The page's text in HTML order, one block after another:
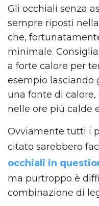
Gli occhiali senza
sempre riposti
che,
minimale.
a forte calore per
esempio lasciando
una fonte di
nelle ore più calde
Ovviamente tutti i
citato sarebbero
occhiali in
ma purtroppo è
combinazione di